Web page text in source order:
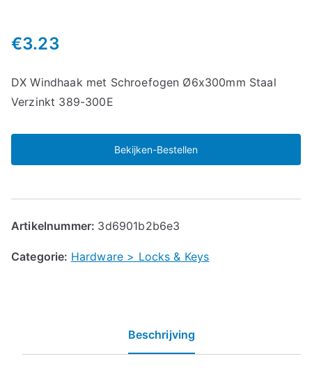
€3.23
DX Windhaak met Schroefogen Ø6x300mm Staal
Verzinkt 389-300E
Bekijken-Bestellen
Artikelnummer: 3d6901b2b6e3
Categorie: Hardware > Locks & Keys
Beschrijving